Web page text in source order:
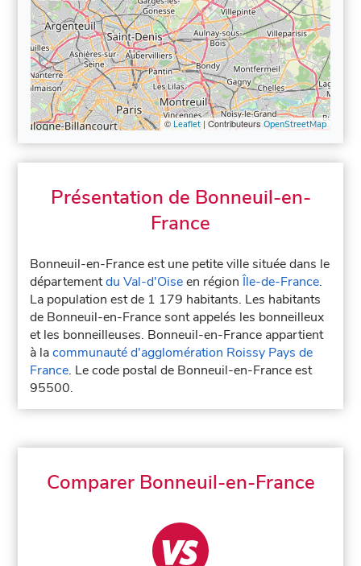
© Leaflet| Contributeurs OpenStreetMap
Présentation de Bonneuil-en-
France
Bonneuil-en-France est une petite ville située dans le
départementdu Val-d'Oiseen régionÎle-de-France.
La population est de 1 179 habitants. Les habitants
de Bonneuil-en-France sont appelés les bonneilleux
et les bonneilleuses. Bonneuil-en-France appartient
à lacommunauté d'agglomération Roissy Pays de
France. Le code postal de Bonneuil-en-France est
95500.
Comparer Bonneuil-en-France